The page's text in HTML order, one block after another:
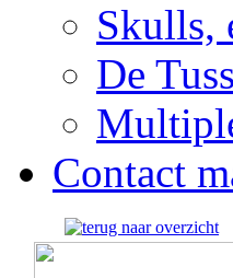
Skulls,
De
Contact